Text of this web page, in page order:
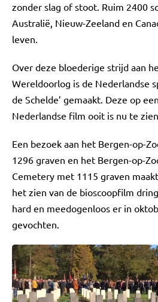
zonder slag of stoot. Ruim 2400
Australië, Nieuw-Zeeland en
leven.
Over deze bloederige strijd aan
Wereldoorlog is de Nederlandse
de Schelde’ gemaakt. Deze op
Nederlandse film ooit is nu te
Een bezoek aan het Bergen-op-
1296 graven en het Bergen-op-
Cemetery met 1115 graven
het zien van de bioscoopfilm
hard en meedogenloos er in
gevochten.